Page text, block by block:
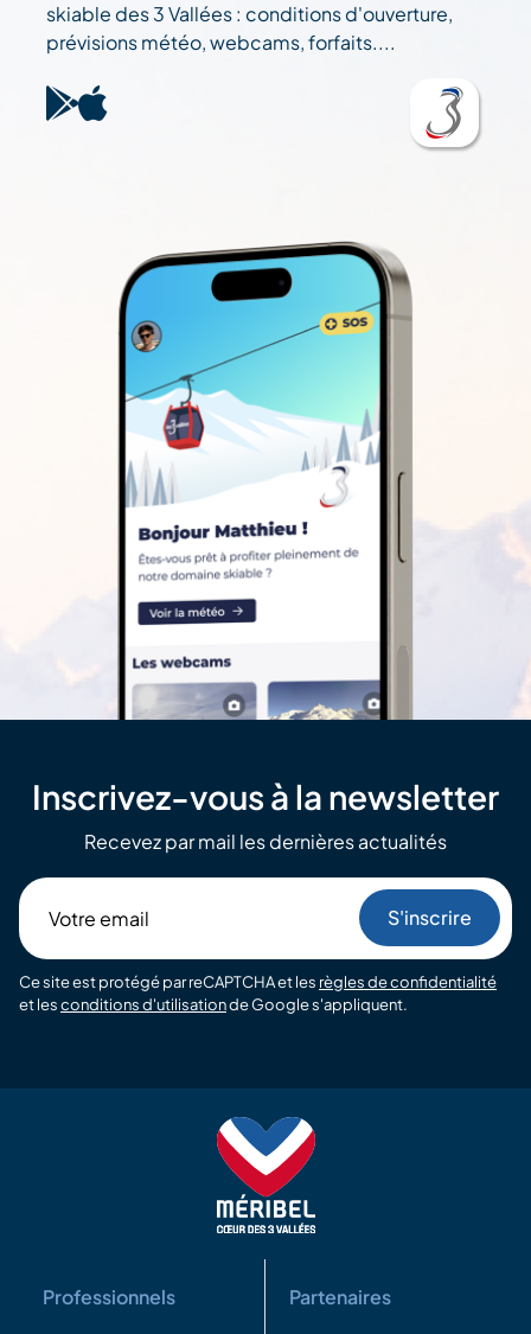
skiable des 3 Vallées : conditions d'ouverture,
prévisions météo, webcams, forfaits....
Inscrivez-vous à la newsletter
Recevez par mail les dernières actualités
email
Ce site est protégé par reCAPTCHA et les règles de confidentialité
et lesconditions d'utilisationde Google s'appliquent.
Professionnels Partenaires